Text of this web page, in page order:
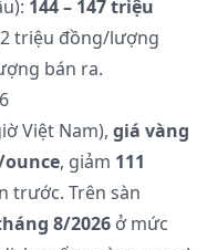
144 – 147 triệu
triệu đồng/lượng
bán ra.
Việt Nam), giá vàng
ounce, giảm 111
trước. Trên sàn
8/2026 ở mức